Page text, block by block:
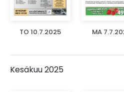
TO 10.7.2025 MA
Kesäkuu 2025